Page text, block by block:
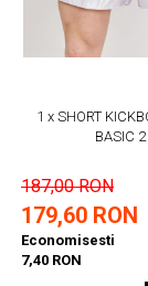
1 x SHORT
BASIC
187,00 RON
179,60 RON
Economisesti
7,40 RON